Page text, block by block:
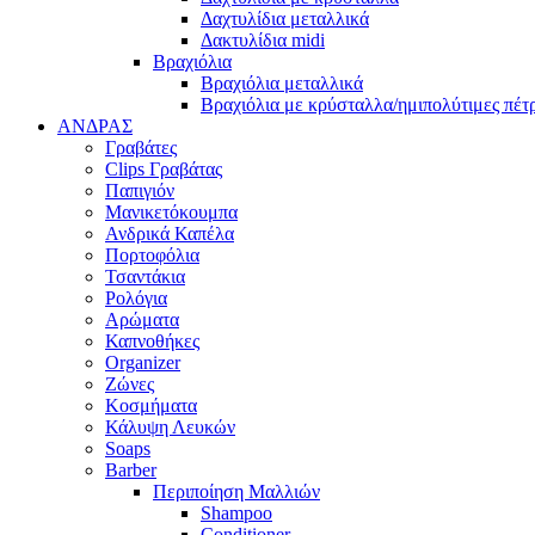
Δαχτυλίδια μεταλλικά
Δακτυλίδια midi
Βραχιόλια
Βραχιόλια μεταλλικά
Βραχιόλια με κρύσταλλα/ημιπολύτιμες
ΑΝΔΡΑΣ
Γραβάτες
Clips Γραβάτας
Παπιγιόν
Μανικετόκουμπα
Ανδρικά Καπέλα
Πορτοφόλια
Τσαντάκια
Ρολόγια
Αρώματα
Καπνοθήκες
Organizer
Ζώνες
Κοσμήματα
Κάλυψη Λευκών
Soaps
Barber
Περιποίηση Μαλλιών
Shampoo